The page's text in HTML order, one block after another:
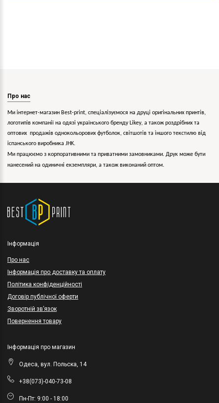
Про нас
Ми інтернет-магазин Best-print, спеціалізуємося на друці оригінальних принтів,
логотипів компанії на одязі українського бренду Likey, а також роздрібних та
оптових продажів однокольорових футболок, світшотів та іншого текстилю від
іспанського виробника JHK.
Ми працюємо з корпоративними та приватними замовниками. Друк може бути
нанесений на одиничні екземпляри, а також виконаний оптом.
Інформація
Про нас
Інформація про доставку та оплату
Політика конфіденційності
Договір публічної оферти
Зворотній зв’язок
Повернення товару
Інформація про магазин
Одеса, вул. Польска, 14
+38(073)-040-73-08
Пн-Пт: 9:00 - 18:00